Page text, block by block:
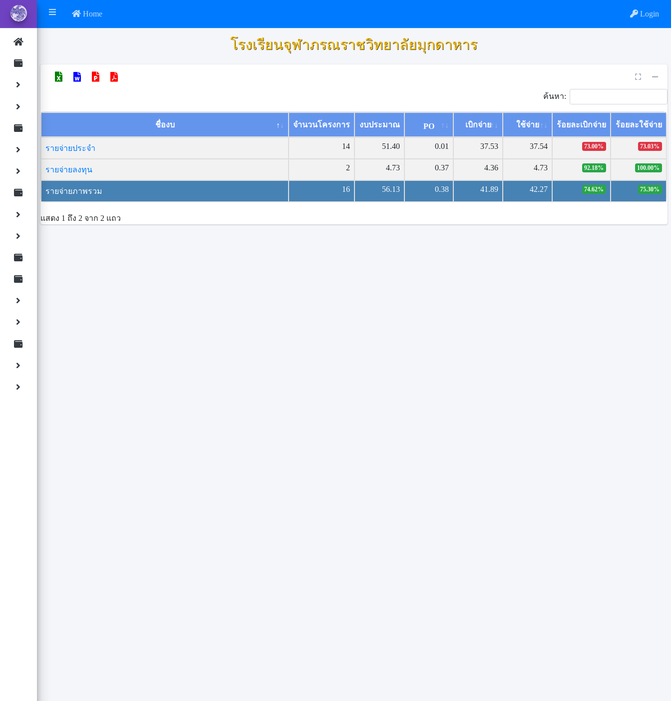
Home Login
โรงเรียนจุฬาภรณราชวิทยาลัยมุกดาหาร
ค้นหา:
ชื่องบ จำนวนโครงการ งบประมาณ PO เบิกจ่าย ใช้จ่าย ร้อยละเบิกจ่าย ร้อยละใช้จ่าย
รายจ่ายประจำ 14 51.40 0.01 37.53 37.54 73.00% 73.03%
รายจ่ายลงทุน 2 4.73 0.37 4.36 4.73 92.18% 100.00%
รายจ่ายภาพรวม 16 56.13 0.38 41.89 42.27 74.62% 75.30%
แสดง 1 ถึง 2 จาก 2 แถว